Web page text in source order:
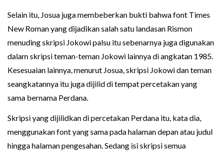
Selain itu, Josua juga membeberkan bukti bahwa font Times
New Roman yang dijadikan salah satu landasan Rismon
menuding skripsi Jokowi palsu itu sebenarnya juga digunakan
dalam skripsi teman-teman Jokowi lainnya di angkatan 1985.
Kesesuaian lainnya, menurut Josua, skripsi Jokowi dan teman
seangkatannya itu juga dijilid di tempat percetakan yang
sama bernama Perdana.
Skripsi yang dijilidkan di percetakan Perdana itu, kata dia,
menggunakan font yang sama pada halaman depan atau judul
hingga halaman pengesahan. Sedang isi skripsi semua